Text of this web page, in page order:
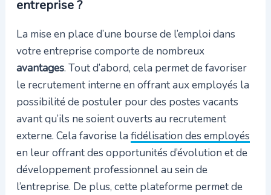
entreprise ?
La mise en place d’une bourse de l’emploi dans
votre entreprise comporte de nombreux
avantages. Tout d’abord, cela permet de favoriser
le recrutement interne en offrant aux employés la
possibilité de postuler pour des postes vacants
avant qu’ils ne soient ouverts au recrutement
externe. Cela favorise la fidélisation des employés
en leur offrant des opportunités d’évolution et de
développement professionnel au sein de
l’entreprise. De plus, cette plateforme permet de